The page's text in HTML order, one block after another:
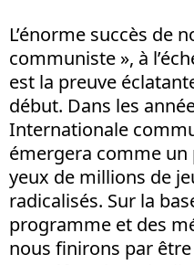
L’énorme succès de
communiste », à
est la preuve
début. Dans les
Internationale
émergera comme
yeux de millions de
radicalisés. Sur la
programme et des
nous finirons par